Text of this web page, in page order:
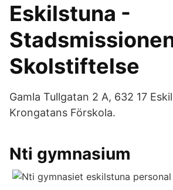
Eskilstuna -
Skolstiftelse
Gamla Tullgatan 2 A, 632 17
Krongatans Förskola.
Nti gymnasium